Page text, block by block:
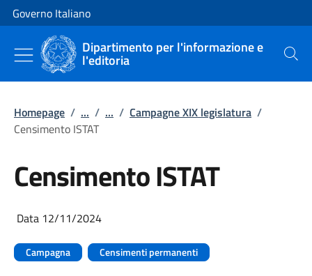
Vai al contenuto
Vai alla navigazione del sito
Governo Italiano
Dipartimento per l'informazione e
l'editoria Cerca
Homepage / ... / ... / Campagne XIX legislatura /
Censimento ISTAT
Censimento ISTAT
Data 12/11/2024
Campagna Censimenti permanenti